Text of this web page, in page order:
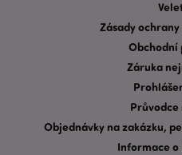
Zásady
Obchodní
Záruka
Průvodce
Objednávky na zakázku,
Informace
souborů cookie nelze
používat.
CookieScriptConsent